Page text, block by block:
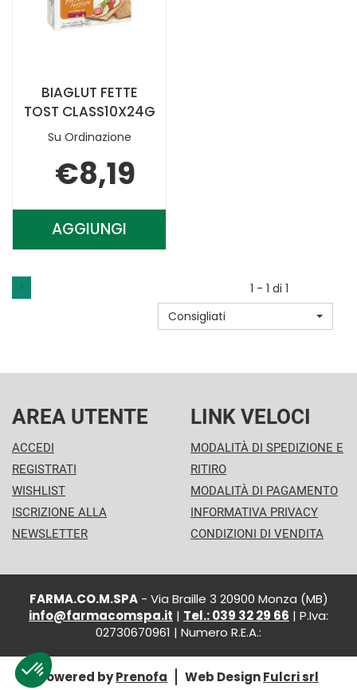
BIAGLUT FETTE
TOST CLASS10X24G
Su Ordinazione
€8,19
AGGIUNGIAGGIUNGI BIAGLUT
CLASS10X24G AL
CARRELLO
1
1 - 1 di 1
Consigliati
AREA UTENTE
ACCEDI
REGISTRATI
WISHLIST
ISCRIZIONE ALLA
NEWSLETTER
LINK VELOCI
MODALITÀ DI SPEDIZIONE E
RITIRO
MODALITÀ DI PAGAMENTO
INFORMATIVA PRIVACY
CONDIZIONI DI VENDITA
FARMA.CO.M.SPA- Via Braille 3 20900 Monza (MB)
info@farmacomspa.it | Tel.: 039 32 29 66 | P.Iva:
02730670961 | Numero R.E.A.:
Powered byPrenofa Web DesignFulcri srl